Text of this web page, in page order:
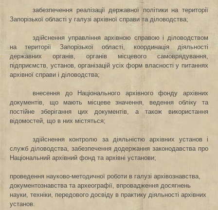
забезпечення реалізації державної політики на території
Запорізької області у галузі архівної справи та діловодства;
здійснення управління архівною справою і діловодством
на території Запорізької області, координація діяльності
державних органів, органів місцевого самоврядування,
підприємств, установ, організацій усіх форм власності у питаннях
архівної справи і діловодства;
внесення до Національного архівного фонду архівних
документів, що мають місцеве значення, ведення обліку та
постійне зберігання цих документів, а також використання
відомостей, що в них містяться;
здійснення контролю за діяльністю архівних установ і
служб діловодства, забезпечення додержання законодавства про
Національний архівний фонд та архівні установи;
проведення науково-методичної роботи в галузі архівознавства,
документознавства та археографії, впровадження досягнень
науки, техніки, передового досвіду в практику діяльності архівних
установ.